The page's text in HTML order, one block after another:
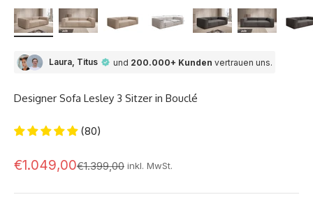
Laura, Titus und 200.000+ Kunden vertrauen uns.
Designer Sofa Lesley 3 Sitzer in Bouclé
(80)
Angebot
€1.049,00Regulärer Preis
€1.399,00 inkl. MwSt.